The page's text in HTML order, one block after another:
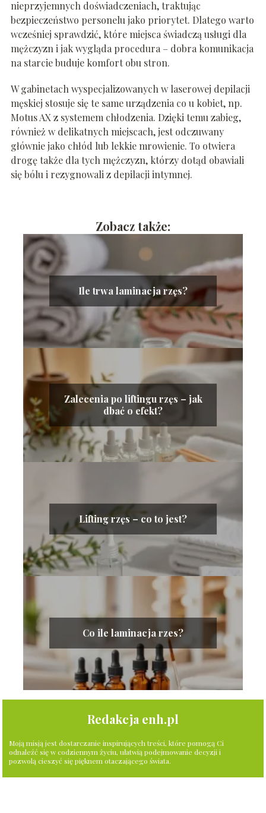
nieprzyjemnych doświadczeniach, traktując
bezpieczeństwo personelu jako priorytet. Dlatego warto
wcześniej sprawdzić, które miejsca świadczą usługi dla
mężczyzn i jak wygląda procedura – dobra komunikacja
na starcie buduje komfort obu stron.
W gabinetach wyspecjalizowanych w laserowej depilacji
męskiej stosuje się te same urządzenia co u kobiet, np.
Motus AX z systemem chłodzenia. Dzięki temu zabieg,
również w delikatnych miejscach, jest odczuwany
głównie jako chłód lub lekkie mrowienie. To otwiera
drogę także dla tych mężczyzn, którzy dotąd obawiali
się bólu i rezygnowali z depilacji intymnej.
Zobacz także:
Ile trwa laminacja rzęs?
Zalecenia po liftingu rzęs – jak
dbać o efekt?
Lifting rzęs – co to jest?
Co ile laminacja rzes?
Redakcja enh.pl
Moją misją jest dostarczanie inspirujących treści, które pomogą Ci
odnaleźć się w codziennym życiu, ułatwią podejmowanie decyzji i
pozwolą cieszyć się pięknem otaczającego świata.